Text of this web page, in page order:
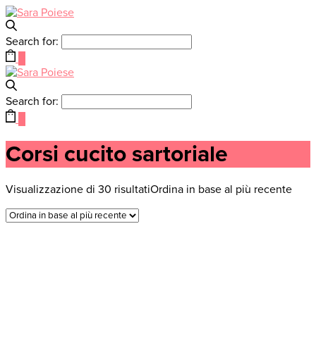
Search for:
Search for:
Corsi cucito sartoriale
Visualizzazione di 30 risultatiOrdina in base al più recente